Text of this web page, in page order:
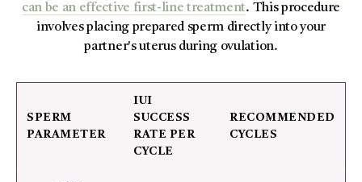
can be an effective first-line treatment. This procedure
involves placing prepared sperm directly into your
partner's uterus during ovulation.
SPERM
PARAMETER
IUI
SUCCESS
RATE PER
CYCLE
RECOMMENDED
CYCLES